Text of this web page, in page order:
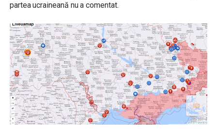
partea ucraineană nu a comentat.